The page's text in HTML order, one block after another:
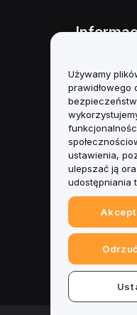
interesów
Informacje
Biuletyny
Używamy
prawidłowego
ustawienia,
ulepszać ją
udostępniania